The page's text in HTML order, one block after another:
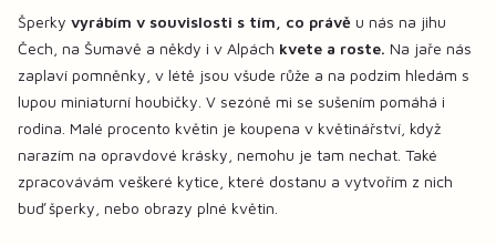
Šperky vyrábím v souvislosti s tím, co právě u nás na jihu
Čech, na Šumavě a někdy i v Alpách kvete a roste. Na jaře nás
zaplaví pomněnky, v létě jsou všude růže a na podzim hledám s
lupou miniaturní houbičky. V sezóně mi se sušením pomáhá i
rodina. Malé procento květin je koupena v květinářství, když
narazím na opravdové krásky, nemohu je tam nechat. Také
zpracovávám veškeré kytice, které dostanu a vytvořím z nich
buď šperky, nebo obrazy plné květin.